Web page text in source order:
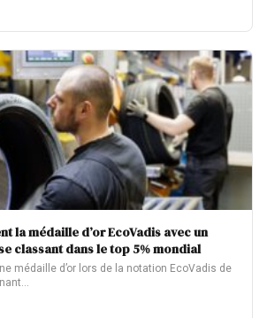
la médaille d’or EcoVadis avec un
classant dans le top 5% mondial
médaille d’or lors de la notation EcoVadis de